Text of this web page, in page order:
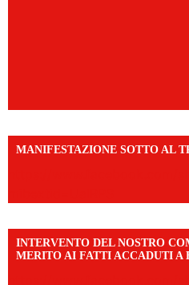
MANIFESTAZIONE SOTTO AL
INTERVENTO DEL NOSTRO
MERITO AI FATTI ACCADUTI A